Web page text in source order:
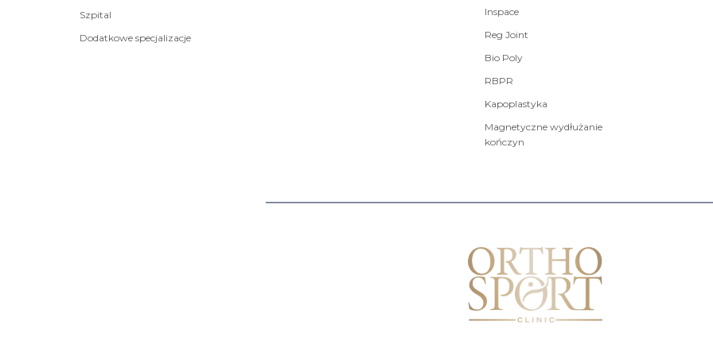
Szpital
Dodatkowe specjalizacje
Inspace
Reg Joint
Bio Poly
RBPR
Kapoplastyka
Magnetyczne wydłużanie
kończyn